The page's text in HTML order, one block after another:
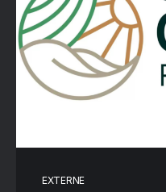
EXTERNE